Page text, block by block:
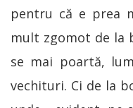
pentru că e prea
mult zgomot de la
se mai poartă,
vechituri. Ci de la